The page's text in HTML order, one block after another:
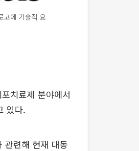
고에 기술적 요
치료제 분야에서
있다.
관련해 현재 대동